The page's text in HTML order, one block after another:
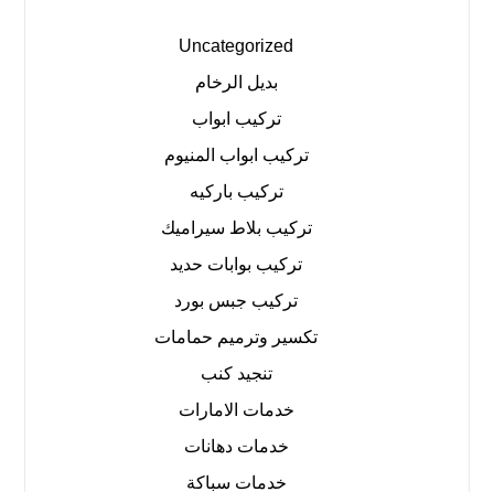
Uncategorized
بديل الرخام
تركيب ابواب
تركيب ابواب المنيوم
تركيب باركيه
تركيب بلاط سيراميك
تركيب بوابات حديد
تركيب جبس بورد
تكسير وترميم حمامات
تنجيد كنب
خدمات الامارات
خدمات دهانات
خدمات سباكة